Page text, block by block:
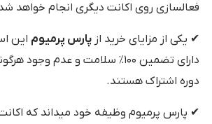
فعالسازی روی اکانت دیگری انجام خواهد
✔ یکی از مزایای خرید از پارس پرمیوم این
دارای تضمین ۱۰۰٪ سلامت و عدم
دوره اشتراک هستند.
✔ پارس پرمیوم وظیفه خود میداند که